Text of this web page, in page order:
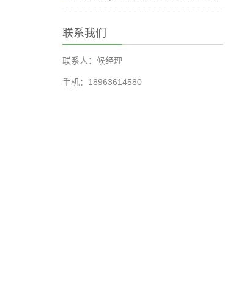
联系我们
联系人：候经理
手机：18963614580